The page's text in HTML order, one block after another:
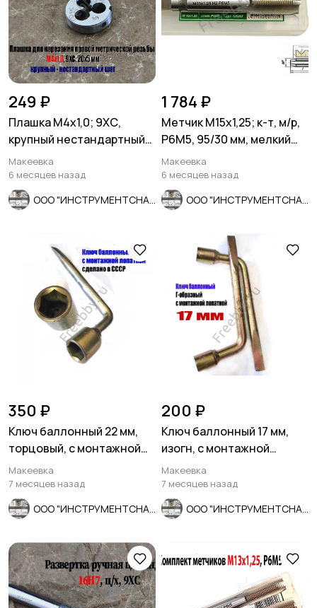
249 ₽
Плашка М4х1,0; 9ХС,
крупный нестандартный
шаг, 20/5 мм.
Макеевка
6 месяцев назад
1 784 ₽
Метчик М15х1,25; к-т, м/р,
Р6М5, 95/30 мм, мелкий
шаг, ГОСТ 3266-81.
Макеевка
6 месяцев назад
350 ₽
Ключ баллонный 22 мм,
торцовый, с монтажной
лопаткой, оцинков, СССР.
Макеевка
7 месяцев назад
200 ₽
Ключ баллонный 17 мм,
изогн, с монтажной
лопаткой, оцинкованный,
СССР.
Макеевка
7 месяцев назад